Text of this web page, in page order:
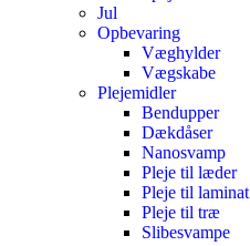
Jul
Opbevaring
Væghylder
Vægskabe
Plejemidler
Bendupper
Dækdåser
Nanosvamp
Pleje til læder
Pleje til laminat
Pleje til træ
Slibesvampe